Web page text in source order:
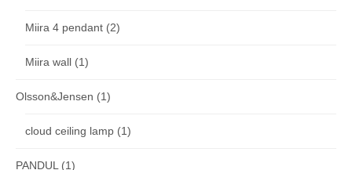
Miira 4 pendant (2)
Miira wall (1)
Olsson&Jensen (1)
cloud ceiling lamp (1)
PANDUL (1)